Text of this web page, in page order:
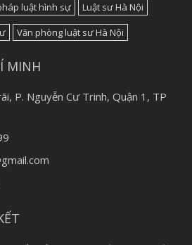
luật hình sự
Luật sư Hà Nội
Văn phòng luật sư Hà Nội
MINH
P. Nguyễn Cư Trinh, Quận 1, TP